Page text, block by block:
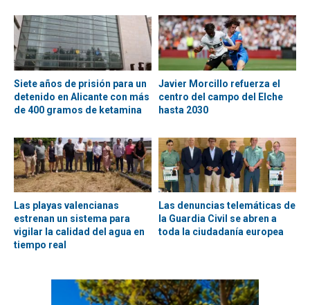
Siete años de prisión para un
detenido en Alicante con más
de 400 gramos de ketamina
Javier Morcillo refuerza el
centro del campo del Elche
hasta 2030
Las playas valencianas
estrenan un sistema para
vigilar la calidad del agua en
tiempo real
Las denuncias telemáticas de
la Guardia Civil se abren a
toda la ciudadanía europea